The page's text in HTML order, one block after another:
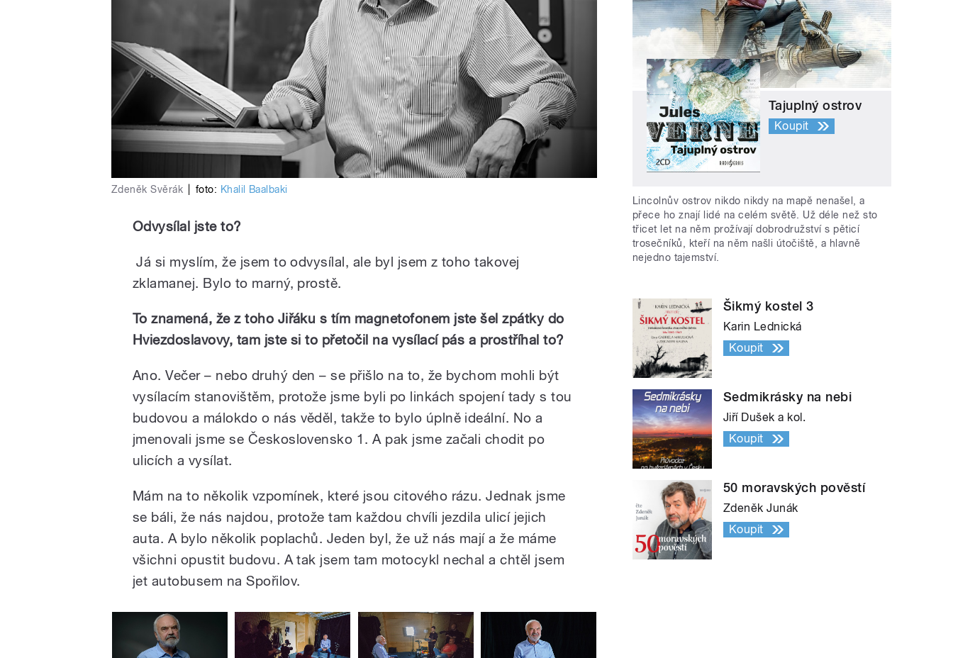
Zdeněk Svěrák foto: Khalil Baalbaki
Odvysílal jste to?
Já si myslím, že jsem to odvysílal, ale byl jsem z toho takovej
zklamanej. Bylo to marný, prostě.
To znamená, že z toho Jiřáku s tím magnetofonem jste šel zpátky do
Hviezdoslavovy, tam jste si to přetočil na vysílací pás a prostříhal to?
Ano. Večer – nebo druhý den – se přišlo na to, že bychom mohli být
vysílacím stanovištěm, protože jsme byli po linkách spojení tady s tou
budovou a málokdo o nás věděl, takže to bylo úplně ideální. No a
jmenovali jsme se Československo 1. A pak jsme začali chodit po
ulicích a vysílat.
Mám na to několik vzpomínek, které jsou citového rázu. Jednak jsme
se báli, že nás najdou, protože tam každou chvíli jezdila ulicí jejich
auta. A bylo několik poplachů. Jeden byl, že už nás mají a že máme
všichni opustit budovu. A tak jsem tam motocykl nechal a chtěl jsem
jet autobusem na Spořilov.
Tajuplný ostrov
Koupit
Lincolnův ostrov nikdo nikdy na mapě nenašel, a
přece ho znají lidé na celém světě. Už déle než sto
třicet let na něm prožívají dobrodružství s pěticí
trosečníků, kteří na něm našli útočiště, a hlavně
nejedno tajemství.
Šikmý kostel 3
Karin Lednická
Koupit
Sedmikrásky na nebi
Jiří Dušek a kol.
Koupit
50 moravských pověstí
Zdeněk Junák
Koupit